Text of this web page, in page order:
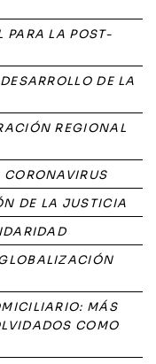
PARA LA POST-
DE LA
REGIONAL
CORONAVIRUS
DE LA JUSTICIA
MÁS
COMO